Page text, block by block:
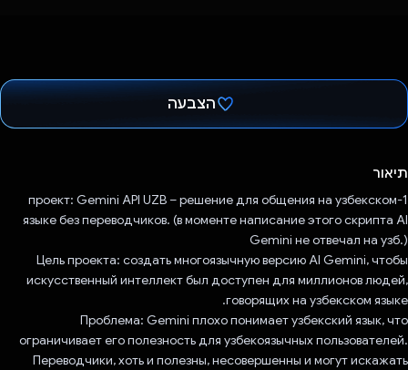
הצבעה
תיאור
1-проект: Gemini API UZB – решение для общения на узбекском
языке без переводчиков. (в моменте написание этого скрипта AI
Gemini не отвечал на узб.)
Цель проекта: создать многоязычную версию AI Gemini, чтобы
искусственный интеллект был доступен для миллионов людей,
говорящих на узбекском языке.
Проблема: Gemini плохо понимает узбекский язык, что
ограничивает его полезность для узбекоязычных пользователей.
Переводчики, хоть и полезны, несовершенны и могут искажать